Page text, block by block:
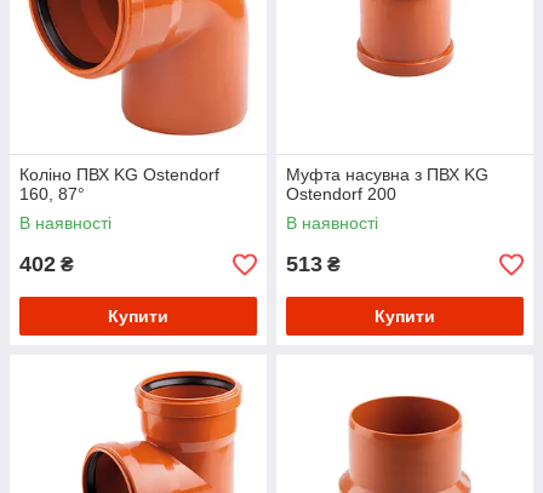
Коліно ПВХ KG Ostendorf
160, 87°
В наявності
402 ₴
Купити
Муфта насувна з ПВХ KG
Ostendorf 200
В наявності
513 ₴
Купити